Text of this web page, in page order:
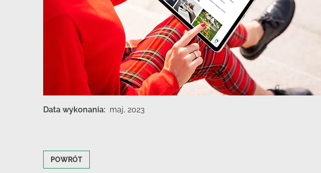
Data wykonania: maj, 2023
POWRÓT